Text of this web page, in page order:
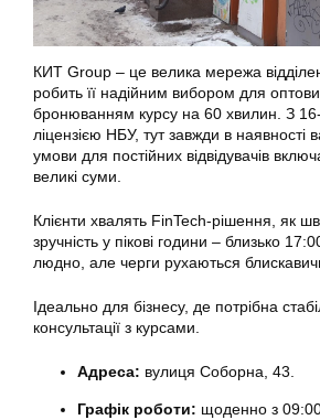
КИТ Group – це велика мережа
робить її надійним вибором для
бронюванням курсу на 60 хвилин. З 16-
ліцензією НБУ, тут завжди в наявності
умови для постійних відвідувачів
великі суми.
Клієнти хвалять FinTech-рішення, як
зручність у пікові години – близько
людно, але черги рухаються
Ідеально для бізнесу, де потрібна
консультації з курсами.
Адреса: вулиця Соборна, 43.
Графік роботи: щоденно з